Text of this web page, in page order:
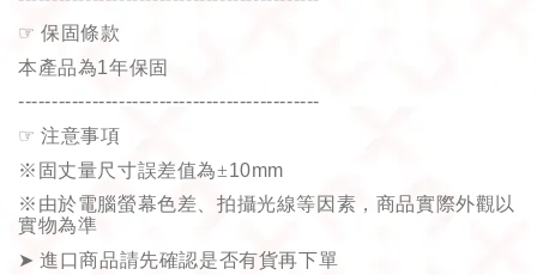
☞ 保固條款
本產品為1年保固
---------------------------------------------
☞ 注意事項
※固丈量尺寸誤差值為±10mm
※由於電腦螢幕色差、拍攝光線等因素，商品實際外觀以
實物為準
➤ 進口商品請先確認是否有貨再下單